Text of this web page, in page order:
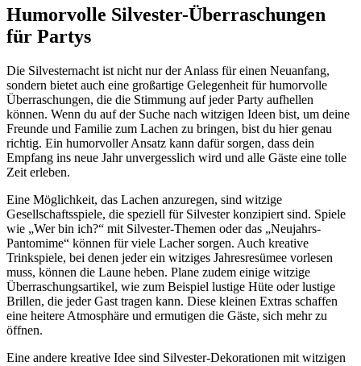
Humorvolle Silvester-Überraschungen
für Partys
Die Silvesternacht ist nicht nur der Anlass für einen Neuanfang,
sondern bietet auch eine großartige Gelegenheit für humorvolle
Überraschungen, die die Stimmung auf jeder Party aufhellen
können. Wenn du auf der Suche nach witzigen Ideen bist, um deine
Freunde und Familie zum Lachen zu bringen, bist du hier genau
richtig. Ein humorvoller Ansatz kann dafür sorgen, dass dein
Empfang ins neue Jahr unvergesslich wird und alle Gäste eine tolle
Zeit erleben.
Eine Möglichkeit, das Lachen anzuregen, sind witzige
Gesellschaftsspiele, die speziell für Silvester konzipiert sind. Spiele
wie „Wer bin ich?“ mit Silvester-Themen oder das „Neujahrs-
Pantomime“ können für viele Lacher sorgen. Auch kreative
Trinkspiele, bei denen jeder ein witziges Jahresresümee vorlesen
muss, können die Laune heben. Plane zudem einige witzige
Überraschungsartikel, wie zum Beispiel lustige Hüte oder lustige
Brillen, die jeder Gast tragen kann. Diese kleinen Extras schaffen
eine heitere Atmosphäre und ermutigen die Gäste, sich mehr zu
öffnen.
Eine andere kreative Idee sind Silvester-Dekorationen mit witzigen